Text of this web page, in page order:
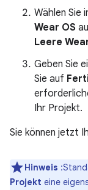
Wählen Sie
Wear OS
Leere
Geben Sie
Sie auf
Ihr Projekt.
Sie können jetzt
Hinweis
Projekt eine